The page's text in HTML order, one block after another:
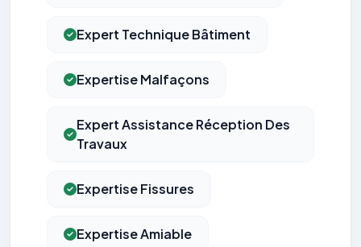
Expert Technique Bâtiment
Expertise Malfaçons
Expert Assistance Réception Des
Travaux
Expertise Fissures
Expertise Amiable